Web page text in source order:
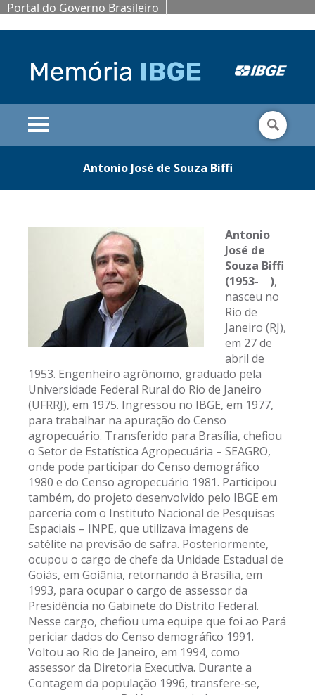
Portal do Governo Brasileiro
Antonio José de Souza Biffi
Antonio
José de
Souza Biffi
(1953- ),
nasceu no
Rio de
Janeiro (RJ),
em 27 de
abril de
1953. Engenheiro agrônomo, graduado pela
Universidade Federal Rural do Rio de Janeiro
(UFRRJ), em 1975. Ingressou no IBGE, em 1977,
para trabalhar na apuração do Censo
agropecuário. Transferido para Brasília, chefiou
o Setor de Estatística Agropecuária – SEAGRO,
onde pode participar do Censo demográfico
1980 e do Censo agropecuário 1981. Participou
também, do projeto desenvolvido pelo IBGE em
parceria com o Instituto Nacional de Pesquisas
Espaciais – INPE, que utilizava imagens de
satélite na previsão de safra. Posteriormente,
ocupou o cargo de chefe da Unidade Estadual de
Goiás, em Goiânia, retornando à Brasília, em
1993, para ocupar o cargo de assessor da
Presidência no Gabinete do Distrito Federal.
Nesse cargo, chefiou uma equipe que foi ao Pará
periciar dados do Censo demográfico 1991.
Voltou ao Rio de Janeiro, em 1994, como
assessor da Diretoria Executiva. Durante a
Contagem da população 1996, transfere-se,